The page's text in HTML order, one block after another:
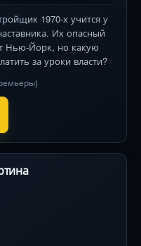
1970-х учится у
Их опасный
Нью-Йорк, но какую
за уроки власти?